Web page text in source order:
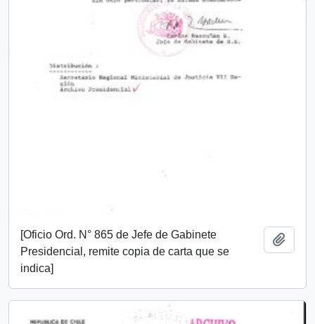
[Oficio Ord. N° 865 de Jefe de Gabinete
Presidencial, remite copia de carta que se
indica]